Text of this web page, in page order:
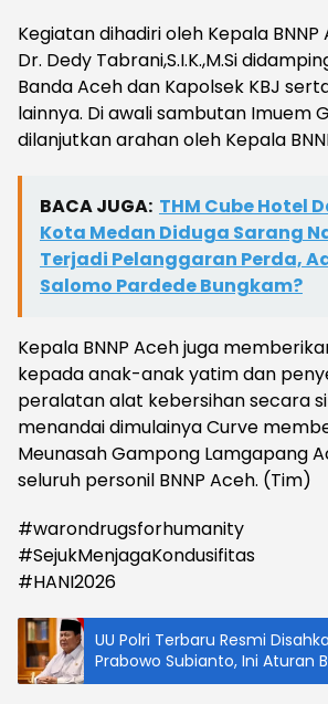
Kegiatan dihadiri oleh Kepala BNNP
Dr. Dedy Tabrani,S.I.K.,M.Si
Banda Aceh dan Kapolsek KBJ
lainnya. Di awali sambutan Imuem
dilanjutkan arahan oleh Kepala
BACA JUGA: THM Cube Hotel
Kota Medan Diduga Sarang
Terjadi Pelanggaran Perda,
Salomo Pardede Bungkam?
Kepala BNNP Aceh juga
kepada anak-anak yatim dan
peralatan alat kebersihan secara
menandai dimulainya Curve
Meunasah Gampong Lamgapang
seluruh personil BNNP Aceh. (Tim)
#warondrugsforhumanity
#SejukMenjagaKondusifitas
#HANI2026
UU Polri Terbaru Resmi
Prabowo Subianto, Ini Aturan
Pensiun Hingga Disabilitas